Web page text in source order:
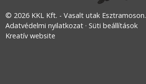
© 2026 KKL Kft. - Vasalt utak Esztramoson.
Adatvédelmi nyilatkozat Süti beállítások
Kreatív website